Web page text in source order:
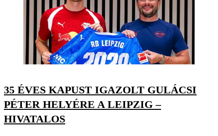
35 ÉVES KAPUST IGAZOLT GULÁCSI
PÉTER HELYÉRE A LEIPZIG –
HIVATALOS